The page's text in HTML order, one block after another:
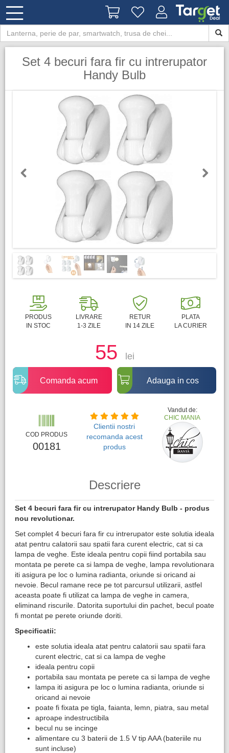
Set 4 becuri fara fir cu intrerupator
Handy Bulb
PRODUS
IN STOC
LIVRARE
1-3 ZILE
RETUR
IN 14 ZILE
PLATA
LA CURIER
55 lei
Comanda acum Adauga in cos
COD PRODUS
00181
Clientii nostri
recomanda acest
produs
Vandut de:
CHIC MANIA
Descriere
Set 4 becuri fara fir cu intrerupator Handy Bulb - produs
nou revolutionar.
Set complet 4 becuri fara fir cu intrerupator este solutia ideala
atat pentru calatorii sau spatii fara curent electric, cat si ca
lampa de veghe. Este ideala pentru copii fiind portabila sau
montata pe perete ca si lampa de veghe, lampa revolutionara
iti asigura pe loc o lumina radianta, oriunde si oricand ai
nevoie. Becul ramane rece pe tot parcursul utilizarii, astfel
aceasta poate fi utilizat ca lampa de veghe in camera,
eliminand riscurile. Datorita suportului din pachet, becul poate
fi montat pe perete oriunde doriti.
Specificatii:
este solutia ideala atat pentru calatorii sau spatii fara
curent electric, cat si ca lampa de veghe
ideala pentru copii
portabila sau montata pe perete ca si lampa de veghe
lampa iti asigura pe loc o lumina radianta, oriunde si
oricand ai nevoie
poate fi fixata pe tigla, faianta, lemn, piatra, sau metal
aproape indestructibila
becul nu se incinge
alimentare cu 3 baterii de 1.5 V tip AAA (bateriile nu
sunt incluse)